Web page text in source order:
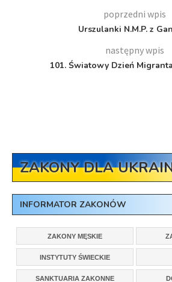
poprzedni wpis
Urszulanki N.M.P. z
następny wpis
101. Światowy Dzień
ZAKONY DLA
INFORMATOR ZAKONÓW
ZAKONY MĘSKIE
INSTYTUTY ŚWIECKIE
SANKTUARIA ZAKONNE